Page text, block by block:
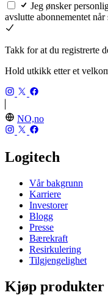
Jeg ønsker
avslutte abonnementet
Takk for at du registrerte
Hold utkikk etter et
NO,no
Logitech
Vår bakgrunn
Karriere
Investorer
Blogg
Presse
Bærekraft
Resirkulering
Tilgjengelighet
Kjøp produkter